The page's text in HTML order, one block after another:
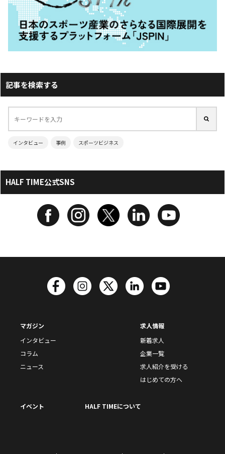
記事を検索する
インタビュー 事例 スポーツビジネス
HALF TIME公式SNS
マガジン
インタビュー
コラム
ニュース
求人情報
新着求人
企業一覧
求人紹介を受ける
はじめての方へ
イベント HALF TIMEについて